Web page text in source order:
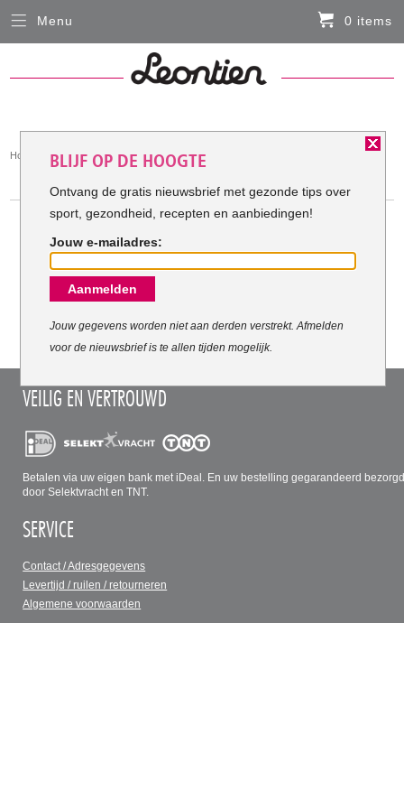
You
Home Hardloopkleding
HARDLOOPKLEDING
Meest verkochte Hardloopkleding:
Menu 0 items
VEILIG EN VERTROUWD
Betalen via uw eigen bank met iDeal. En uw bestelling gegarandeerd
door Selektvracht en TNT.
SERVICE
Contact / Adresgegevens
Levertijd / ruilen / retourneren
Algemene voorwaarden
Sluiten
FIETSKLEDING
SERVICE
Inloggen
Contact- en adresgegevens
Levertijd, retourneren, ruilen
BLIJF OP DE HOOGTE
Ontvang de gratis nieuwsbrief met gezonde tips over
sport, gezondheid, recepten en aanbiedingen!
Jouw e-mailadres:
Aanmelden
Jouw gegevens worden niet aan derden verstrekt. Afmelden
voor de nieuwsbrief is te allen tijden mogelijk.